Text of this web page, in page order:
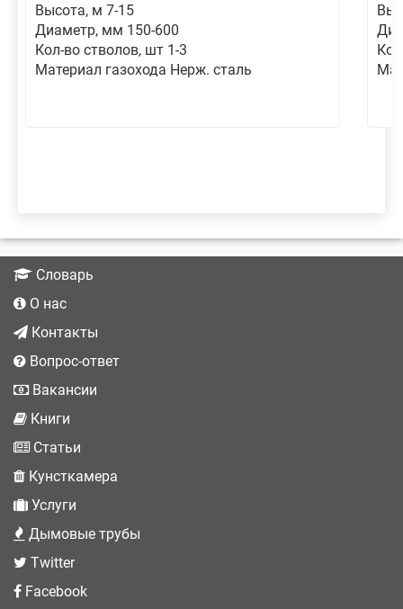
Высота, м 7-15
Диаметр, мм 150-600
Кол-во стволов, шт 1-3
Материал газохода Нерж. сталь
Словарь
О нас
Контакты
Вопрос-ответ
Вакансии
Книги
Статьи
Кунсткамера
Услуги
Дымовые трубы
Twitter
Facebook